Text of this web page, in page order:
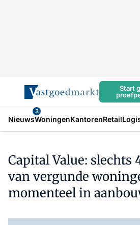
Start
Nieuws
3
WoningenKantorenRetail
Capital Value: slechts
van vergunde
momenteel in